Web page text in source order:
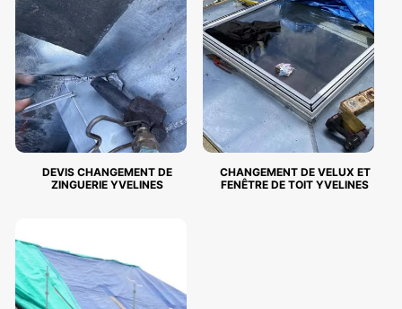
DEVIS CHANGEMENT DE
ZINGUERIE YVELINES
CHANGEMENT DE VELUX ET
FENÊTRE DE TOIT YVELINES